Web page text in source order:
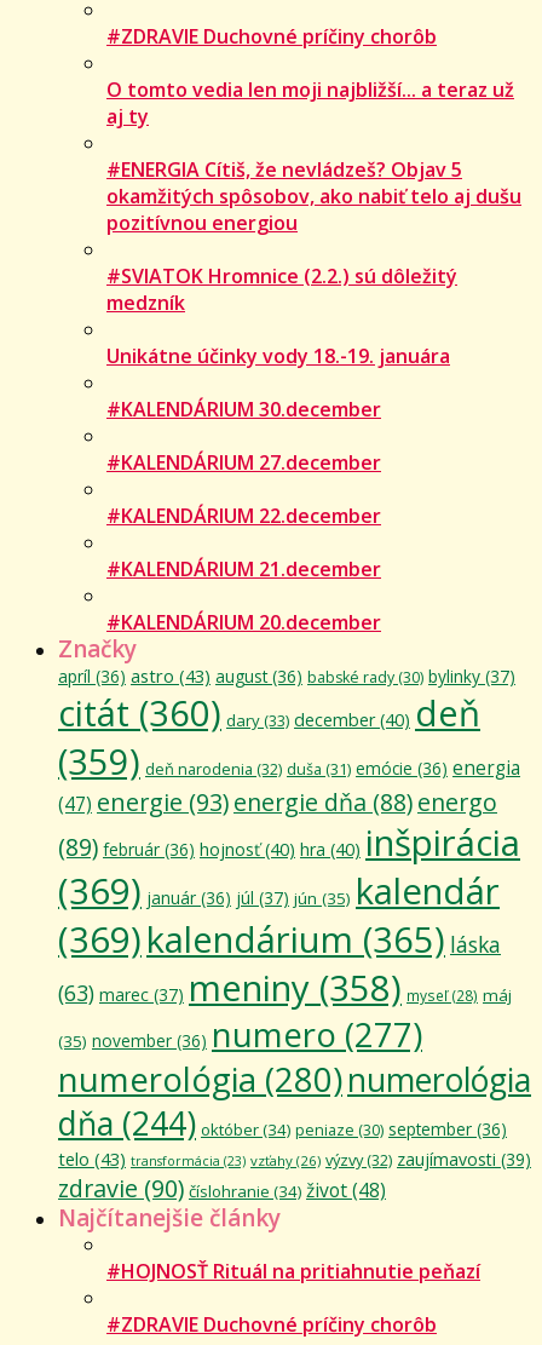
#ZDRAVIE Duchovné príčiny chorôb
O tomto vedia len moji najbližší... a teraz už
aj ty
#ENERGIA Cítiš, že nevládzeš? Objav 5
okamžitých spôsobov, ako nabiť telo aj dušu
pozitívnou energiou
#SVIATOK Hromnice (2.2.) sú dôležitý
medzník
Unikátne účinky vody 18.-19. januára
#KALENDÁRIUM 30.december
#KALENDÁRIUM 27.december
#KALENDÁRIUM 22.december
#KALENDÁRIUM 21.december
#KALENDÁRIUM 20.december
Značky
apríl (36) astro (43) august(36) babské rady (30) bylinky (37)
citát (360) dary(33) december(40) deň
(359) deň narodenia (32) duša (31) emócie (36) energia
(47) energie (93)energie dňa (88)energo
(89) február (36) hojnosť(40) hra (40) inšpirácia
(369) január (36) júl (37) jún (35) kalendár
(369)kalendárium (365) láska
(63) marec (37) meniny (358) myseľ(28) máj
(35) november (36) numero (277)
numerológia (280)numerológia
dňa (244) október(34) peniaze (30) september (36)
telo (43) transformácia (23) vzťahy (26) výzvy(32) zaujímavosti (39)
zdravie (90) číslohranie (34) život(48)
Najčítanejšie články
#HOJNOSŤ Rituál na pritiahnutie peňazí
#ZDRAVIE Duchovné príčiny chorôb